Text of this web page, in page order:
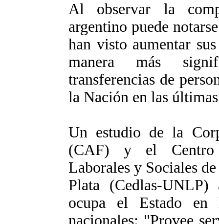
Al observar la
argentino puede
han visto aumentar
manera más
transferencias de
la Nación en las
Un estudio de la
(CAF) y el Centro
Laborales y Sociales
Plata (Cedlas-
ocupa el Estado en
nacionales: "Provee